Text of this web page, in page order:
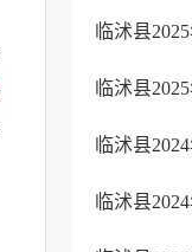
临沭县
临沭县
临沭县
临沭县